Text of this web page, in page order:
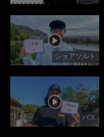
ショアソルト
バス